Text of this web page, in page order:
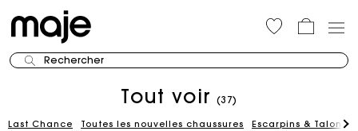
Rechercher
Tout voir (37)
Last Chance Toutes les nouvelles chaussures Escarpins & Talons